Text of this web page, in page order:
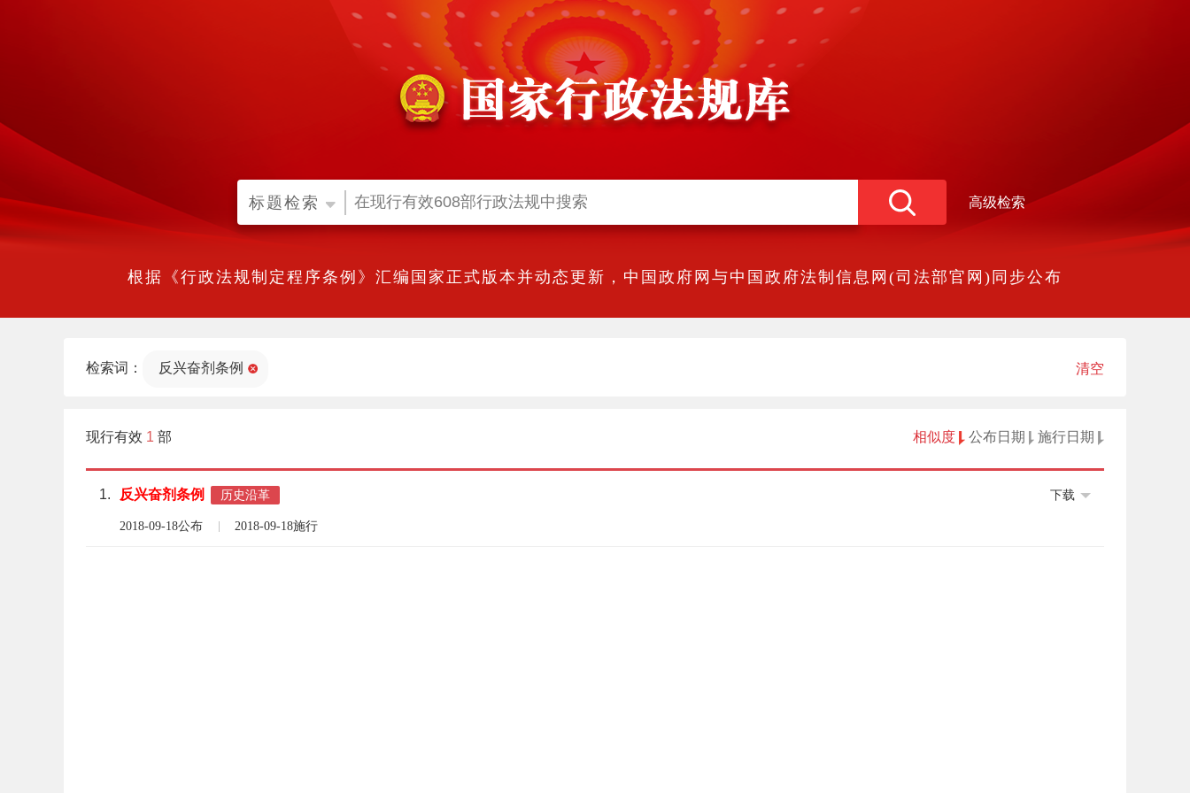
标题检索 高级检索
根据《行政法规制定程序条例》汇编国家正式版本并动态更新，中国政府网与中国政府法制信息网(司法部官网)同步公布
检索词： 反兴奋剂条例 清空
现行有效 1 部 相似度 公布日期 施行日期
1. 反兴奋剂条例 历史沿革
2018-09-18公布 2018-09-18施行
下载